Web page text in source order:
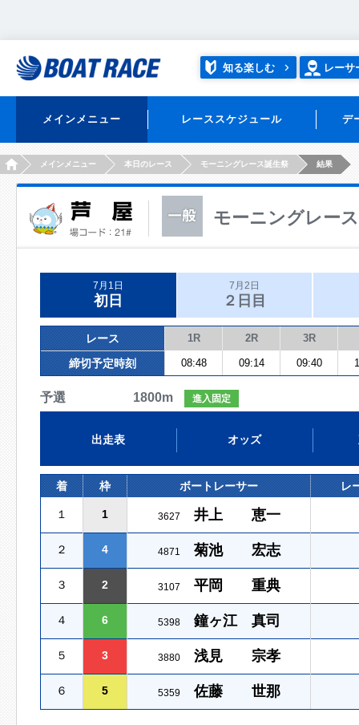
知る楽しむ レーサ
メインメニュー レーススケジュール デ
HOMEメインメニュー 本日のレース モーニングレース誕生祭 結果
モーニングレー
7月1日
初日
7月2日
２日目
レース 1R 2R 3R
締切予定時刻 08:48 09:14 09:40
予選 1800m 進入固定
出走表 オッズ
着 枠 ボートレーサー レ
１ 1 3627 井上 恵一
２ 4 4871 菊池 宏志
３ 2 3107 平岡 重典
４ 6 5398 鐘ヶ江 真司
５ 3 3880 浅見 宗孝
６ 5 5359 佐藤 世那